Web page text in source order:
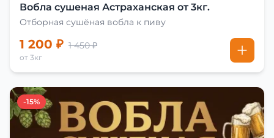
Вобла сушеная Астраханская от 3кг.
Отборная сушёная вобла к пиву
1 200 ₽ 1 450 ₽
от 3кг
-15%